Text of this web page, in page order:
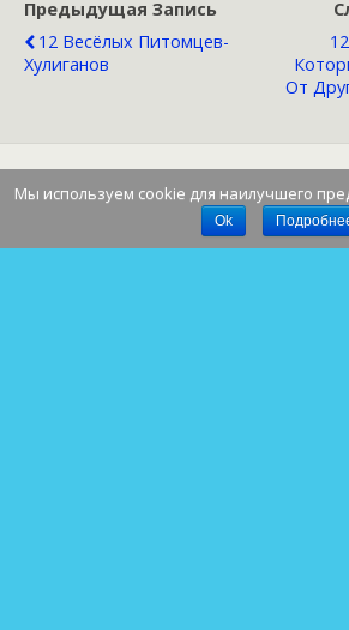
Предыдущая Запись
12 Весёлых Питомцев-
Хулиганов
От
Мы используем cookie для наилучшего
Ok Наверх